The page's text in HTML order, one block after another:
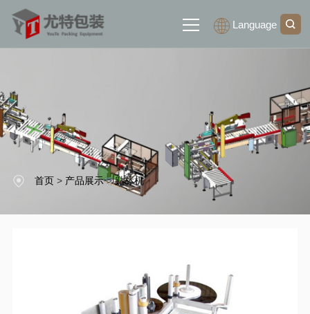
Language
产品展示
新闻中心
首页> 产品展示>贴标机